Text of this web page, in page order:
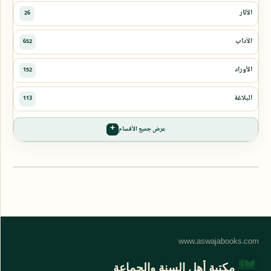
عرض جميع الأقسام
مكتبة أهل السنة والجماعة